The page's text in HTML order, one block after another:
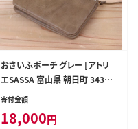
おさいふポーチ グレー [アトリ
エSASSA 富山県 朝日町 34310
064]
寄付金額
18,000円